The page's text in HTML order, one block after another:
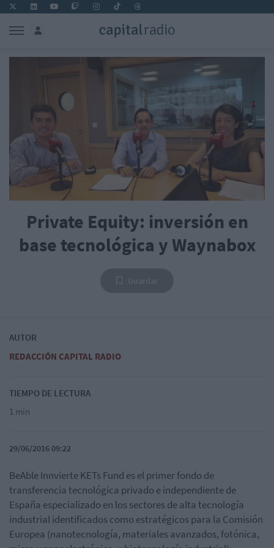
Private Equity: inversión en
base tecnológica y Waynabox
AUTOR
REDACCIÓN CAPITAL RADIO
TIEMPO DE LECTURA
1 min
29/06/2016 09:22
BeAble Innvierte KETs Fund es el primer fondo de
transferencia tecnológica privado e independiente de
España especializado en los sectores de alta tecnología
industrial identificados como estratégicos para la Comisión
Europea (nanotecnología, materiales avanzados, fotónica,